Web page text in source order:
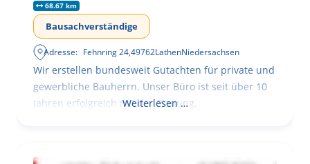
68.67 km
Bausachverständige
Adresse: Fehnring 24,49762LathenNiedersachsen
Wir erstellen bundesweit Gutachten für private und
gewerbliche Bauherrn. Unser Büro ist seit über 10
Jahren erfolgreich mit der Planung,
Weiterlesen …